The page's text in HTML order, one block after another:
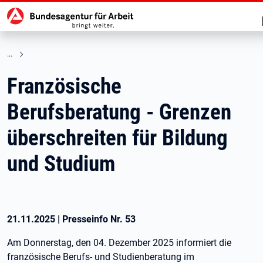
zu den Hauptinhalten springen
Hauptnavigation
Französische
Berufsberatung - Grenzen
überschreiten für Bildung
und Studium
21.11.2025 | Presseinfo Nr. 53
Am Donnerstag, den 04. Dezember 2025 informiert die
französische Berufs- und Studienberatung im